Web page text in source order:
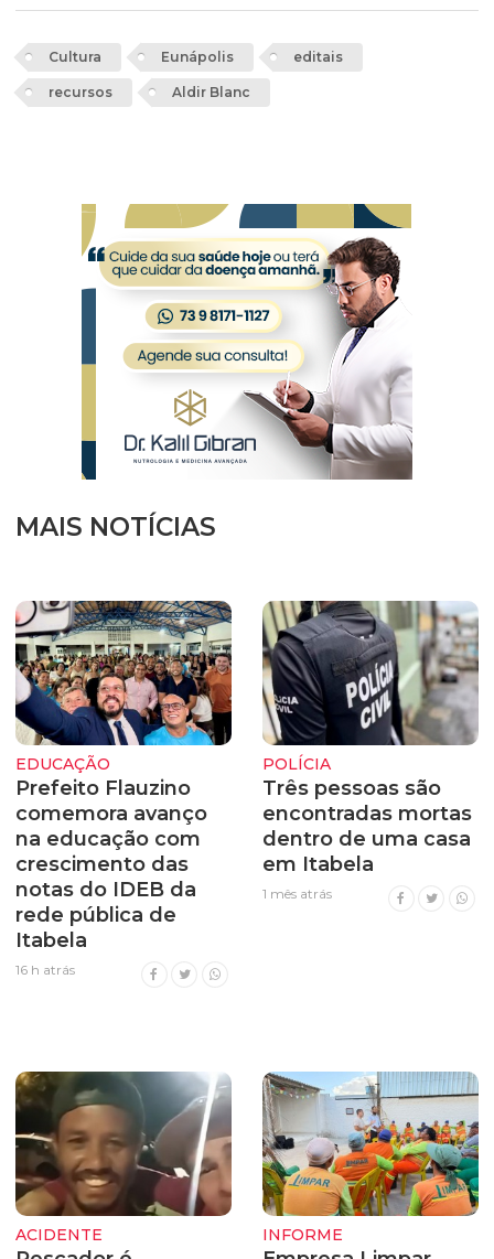
Cultura Eunápolis editais
recursos Aldir Blanc
MAIS NOTÍCIAS
EDUCAÇÃO
Prefeito Flauzino
comemora avanço
na educação com
crescimento das
notas do IDEB da
rede pública de
Itabela
16 h atrás
POLÍCIA
Três pessoas são
encontradas mortas
dentro de uma casa
em Itabela
1 mês atrás
ACIDENTE INFORME